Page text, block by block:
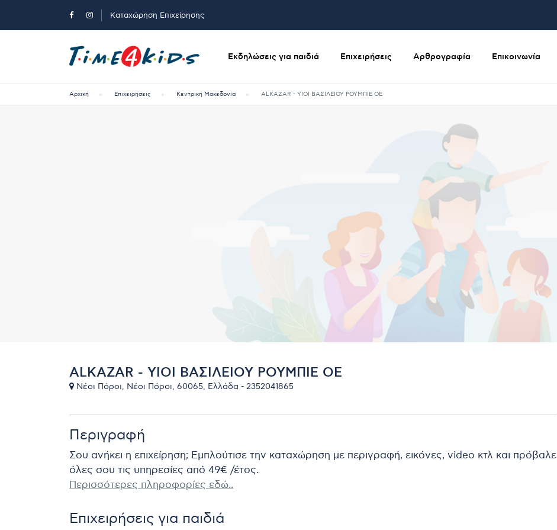
Καταχώρηση Επιχείρησης
Εκδηλώσεις για παιδιά Επιχειρήσεις Αρθρογραφία Επικοινωνία
Αρχική Επιχειρήσεις Κεντρική Μακεδονία ALKAZAR - ΥΙΟΙ ΒΑΣΙΛΕΙΟΥ ΡΟΥΜΠΙΕ ΟΕ
ALKAZAR - ΥΙΟΙ ΒΑΣΙΛΕΙΟΥ ΡΟΥΜΠΙΕ ΟΕ
Νέοι Πόροι, Νέοι Πόροι, 60065, Ελλάδα - 2352041865
Περιγραφή
Σου ανήκει η επιχείρηση; Εμπλούτισε την καταχώρηση με περιγραφή, εικόνες, video κτλ και πρόβαλε
όλες σου τις υπηρεσίες από 49€ /έτος.
Περισσότερες πληροφορίες εδώ..
Επιχειρήσεις για παιδιά